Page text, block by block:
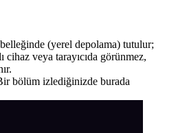
belleğinde (yerel depolama) tutulur;
veya tarayıcıda görünmez,
bölüm izlediğinizde burada